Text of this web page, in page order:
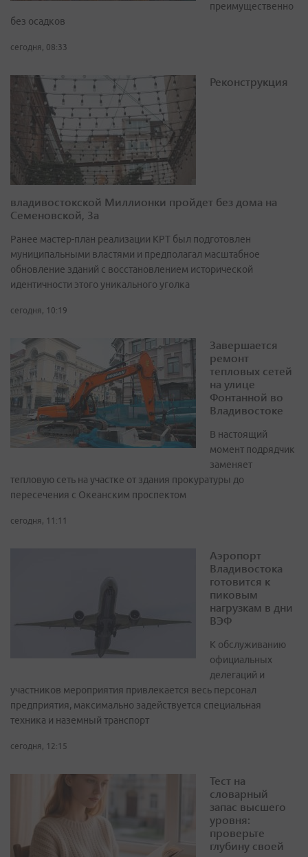
преимущественно
без осадков
сегодня, 08:33
Реконструкция
владивостокской Миллионки пройдет без дома на
Семеновской, 3а
Ранее мастер-план реализации КРТ был подготовлен
муниципальными властями и предполагал масштабное
обновление зданий с восстановлением исторической
идентичности этого уникального уголка
сегодня, 10:19
Завершается
ремонт
тепловых сетей
на улице
Фонтанной во
Владивостоке
В настоящий
момент подрядчик
заменяет
тепловую сеть на участке от здания прокуратуры до
пересечения с Океанским проспектом
сегодня, 11:11
Аэропорт
Владивостока
готовится к
пиковым
нагрузкам в дни
ВЭФ
К обслуживанию
официальных
делегаций и
участников мероприятия привлекается весь персонал
предприятия, максимально задействуется специальная
техника и наземный транспорт
сегодня, 12:15
Тест на
словарный
запас высшего
уровня:
проверьте
глубину своей